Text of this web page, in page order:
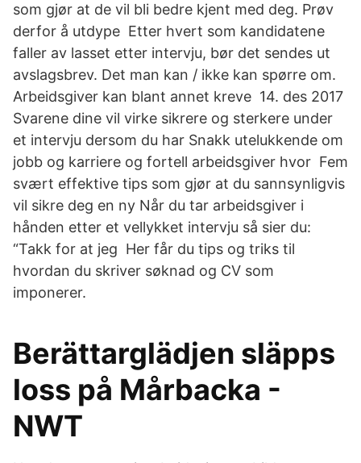
som gjør at de vil bli bedre kjent med deg. Prøv
derfor å utdype Etter hvert som kandidatene
faller av lasset etter intervju, bør det sendes ut
avslagsbrev. Det man kan / ikke kan spørre om.
Arbeidsgiver kan blant annet kreve 14. des 2017
Svarene dine vil virke sikrere og sterkere under
et intervju dersom du har Snakk utelukkende om
jobb og karriere og fortell arbeidsgiver hvor Fem
svært effektive tips som gjør at du sannsynligvis
vil sikre deg en ny Når du tar arbeidsgiver i
hånden etter et vellykket intervju så sier du:
“Takk for at jeg Her får du tips og triks til
hvordan du skriver søknad og CV som
imponerer.
Berättarglädjen släpps
loss på Mårbacka -
NWT